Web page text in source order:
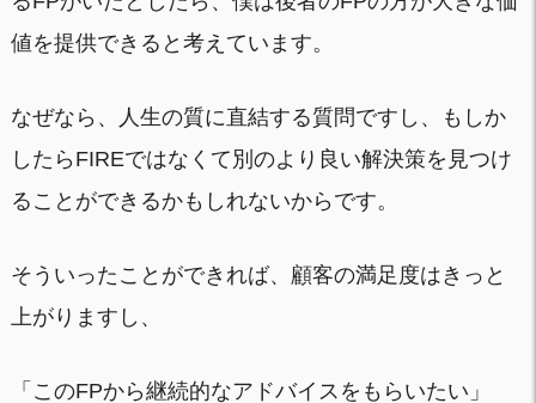
値を提供できると考えています。
なぜなら、人生の質に直結する質問ですし、もしか
したらFIREではなくて別のより良い解決策を見つけ
ることができるかもしれないからです。
そういったことができれば、顧客の満足度はきっと
上がりますし、
「このFPから継続的なアドバイスをもらいたい」